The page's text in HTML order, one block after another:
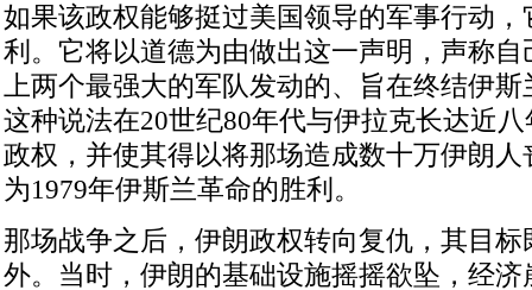
如果该政权能够挺过美国领导的军事行动
利。它将以道德为由做出这一声明，声称
上两个最强大的军队发动的、旨在终结伊
这种说法在20世纪80年代与伊拉克长达近
政权，并使其得以将那场造成数十万伊朗
为1979年伊斯兰革命的胜利。
那场战争之后，伊朗政权转向复仇，其目
外。当时，伊朗的基础设施摇摇欲坠，经